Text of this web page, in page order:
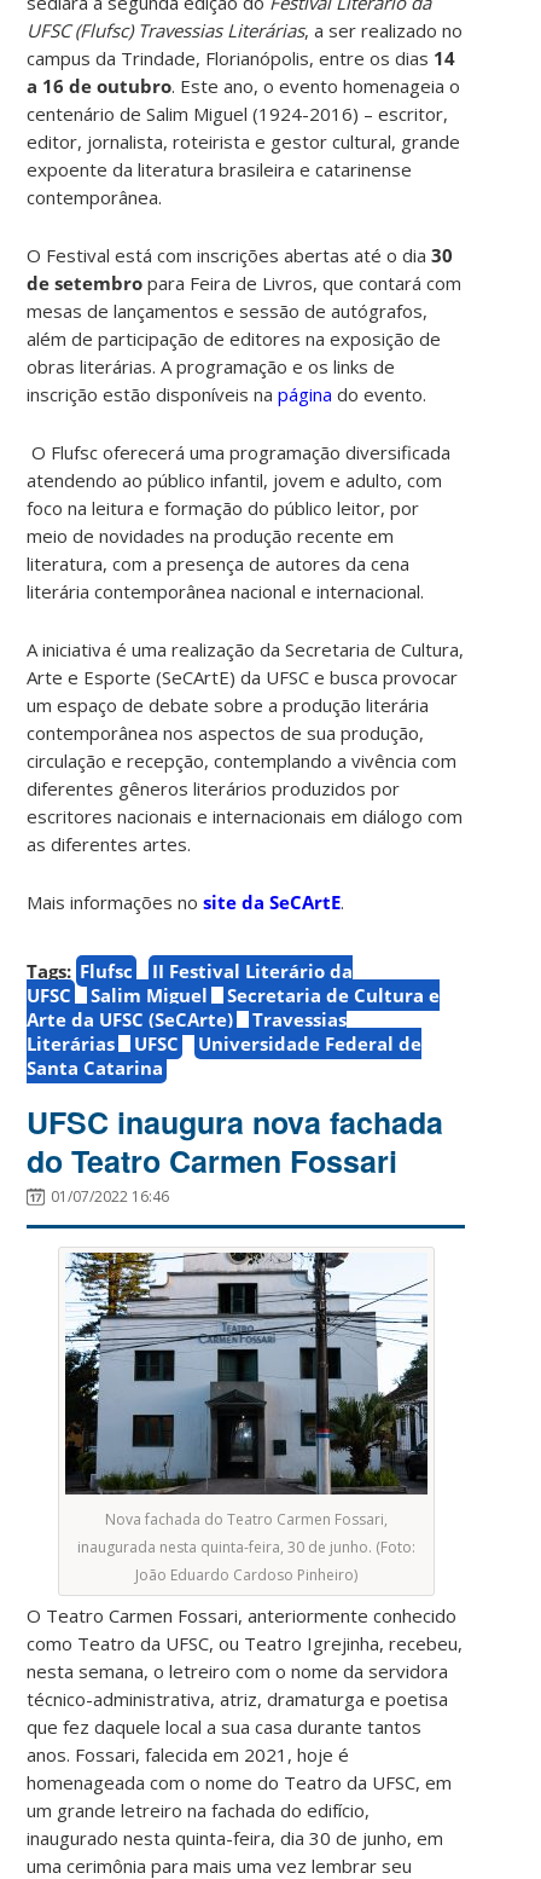
UFSC (Flufsc) Travessias Literárias, a ser realizado no
campus da Trindade, Florianópolis, entre os dias 14
a 16 de outubro. Este ano, o evento homenageia o
centenário de Salim Miguel (1924-2016) – escritor,
editor, jornalista, roteirista e gestor cultural, grande
expoente da literatura brasileira e catarinense
contemporânea.
O Festival está com inscrições abertas até o dia30
de setembropara Feira de Livros, que contará com
mesas de lançamentos e sessão de autógrafos,
além de participação de editores na exposição de
obras literárias.A programação e os links de
inscrição estão disponíveis napágina do evento.
O Flufsc oferecerá uma programação diversificada
atendendo ao público infantil, jovem e adulto, com
foco na leitura e formação do público leitor, por
meio de novidades na produção recente em
literatura, com a presença de autores da cena
literária contemporânea nacional e internacional.
A iniciativa é uma realização da Secretaria de Cultura,
Arte e Esporte (SeCArtE) da UFSC e busca provocar
um espaço de debate sobre a produção literária
contemporânea nos aspectos de sua produção,
circulação e recepção, contemplando a vivência com
diferentes gêneros literários produzidos por
escritores nacionais e internacionais em diálogo com
as diferentes artes.
Mais informações nosite da SeCArtE.
Tags: Flufsc
II Festival Literário da
UFSC
Salim Miguel
Secretaria de Cultura e
Arte da UFSC (SeCArte)
Travessias
Literárias
UFSC
Universidade Federal de
Santa Catarina
UFSC inaugura nova fachada
do Teatro Carmen Fossari
01/07/2022 16:46
Nova fachada do Teatro Carmen Fossari,
inaugurada nesta quinta-feira, 30 de junho. (Foto:
João Eduardo Cardoso Pinheiro)
O Teatro Carmen Fossari, anteriormente conhecido
como Teatro da UFSC, ou Teatro Igrejinha, recebeu,
nesta semana, o letreiro com o nome da servidora
técnico-administrativa, atriz, dramaturga e poetisa
que fez daquele local a sua casa durante tantos
anos. Fossari, falecida em 2021, hoje é
homenageada com o nome do Teatro da UFSC, em
um grande letreiro na fachada do edifício,
inaugurado nesta quinta-feira, dia 30 de junho, em
uma cerimônia para mais uma vez lembrar seu